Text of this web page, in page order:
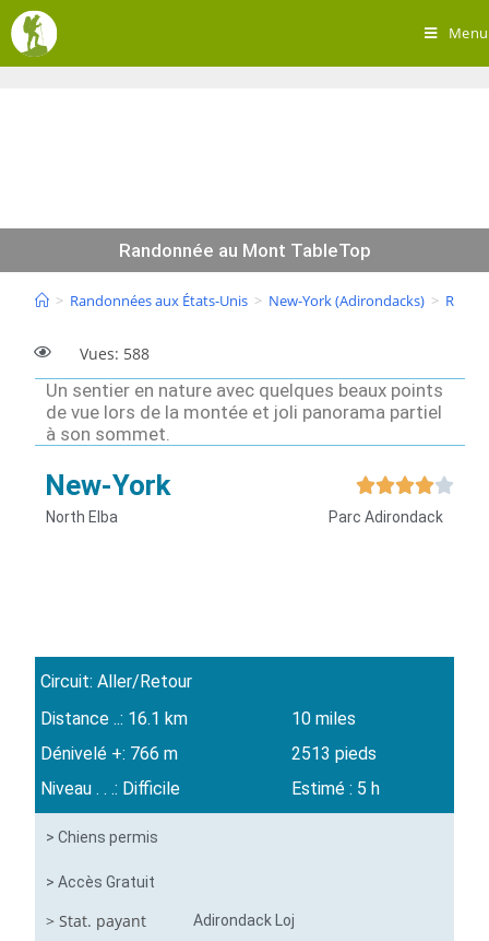
Menu
Randonnée au Mont TableTop
> Randonnées aux États-Unis > New-York (Adirondacks) >
Vues: 588
Un sentier en nature avec quelques beaux points
de vue lors de la montée et joli panorama partiel
à son sommet.
New-York 
North Elba Parc Adirondack
Circuit: Aller/Retour
Distance ..: 16.1 km
10 miles
Dénivelé +: 766 m
2513 pieds
Niveau . . .: Difficile
Estimé : 5 h
> Chiens permis
> Accès Gratuit
> Stat. payant Adirondack Loj